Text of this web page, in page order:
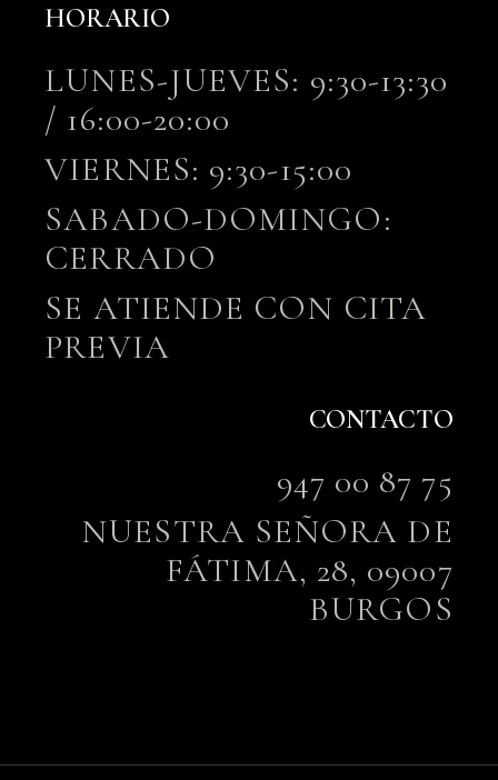
HORARIO
LUNES-JUEVES: 9:30-13:30
/ 16:00-20:00
VIERNES: 9:30-15:00
SABADO-DOMINGO:
CERRADO
SE ATIENDE CON CITA
PREVIA
CONTACTO
947 00 87 75
NUESTRA SEÑORA DE
FÁTIMA, 28, 09007
BURGOS